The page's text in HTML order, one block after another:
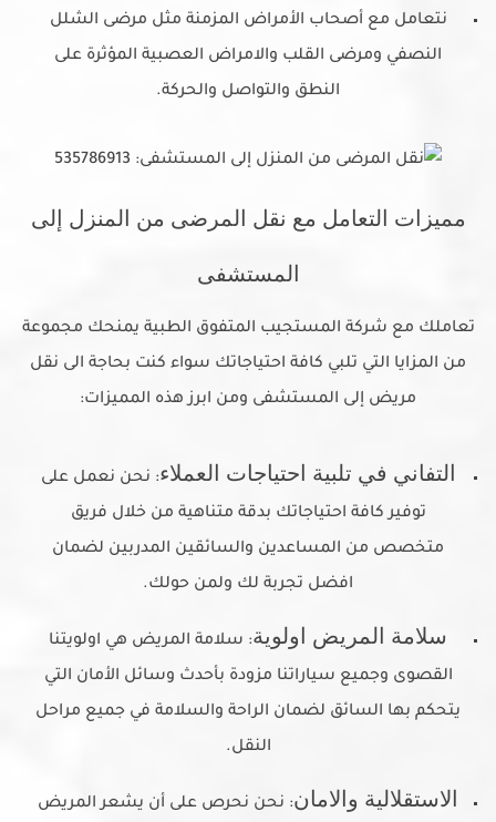
نتعامل مع أصحاب الأمراض المزمنة مثل مرضى الشلل
النصفي ومرضى القلب والامراض العصبية المؤثرة على
النطق والتواصل والحركة.
مميزات التعامل مع نقل المرضى من المنزل إلى
المستشفى
تعاملك مع شركة المستجيب المتفوق الطبية يمنحك مجموعة
من المزايا التي تلبي كافة احتياجاتك سواء كنت بحاجة الى نقل
مريض إلى المستشفى ومن ابرز هذه المميزات:
التفاني في تلبية احتياجات العملاء: نحن نعمل على
توفير كافة احتياجاتك بدقة متناهية من خلال فريق
متخصص من المساعدين والسائقين المدربين لضمان
افضل تجربة لك ولمن حولك.
سلامة المريض اولوية: سلامة المريض هي اولويتنا
القصوى وجميع سياراتنا مزودة بأحدث وسائل الأمان التي
يتحكم بها السائق لضمان الراحة والسلامة في جميع مراحل
النقل.
الاستقلالية والامان: نحن نحرص على أن يشعر المريض